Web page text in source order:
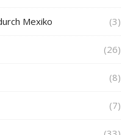
Mexiko (3)
(26)
(8)
(7)